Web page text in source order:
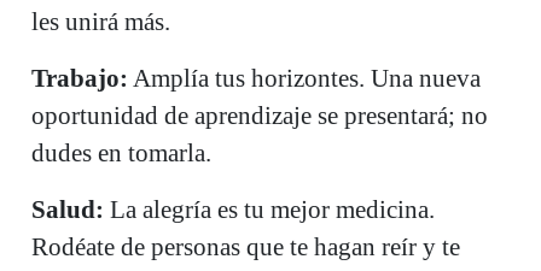
les unirá más.
Trabajo: Amplía tus horizontes. Una nueva
oportunidad de aprendizaje se presentará; no
dudes en tomarla.
Salud: La alegría es tu mejor medicina.
Rodéate de personas que te hagan reír y te